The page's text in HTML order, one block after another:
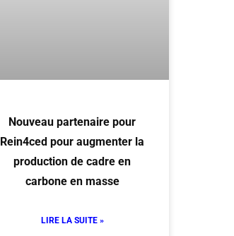
Nouveau partenaire pour
Rein4ced pour augmenter la
production de cadre en
carbone en masse
LIRE LA SUITE »